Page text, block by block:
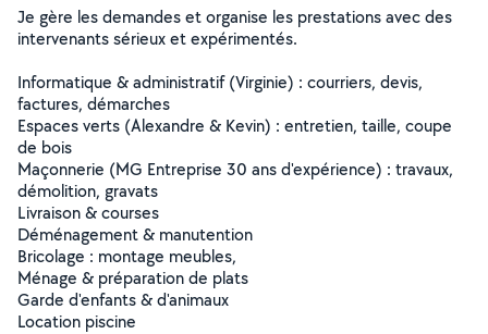
Je gère les demandes et organise les prestations avec des
intervenants sérieux et expérimentés.
Informatique & administratif (Virginie) : courriers, devis,
factures, démarches
Espaces verts (Alexandre & Kevin) : entretien, taille, coupe
de bois
Maçonnerie (MG Entreprise 30 ans d'expérience) : travaux,
démolition, gravats
Livraison & courses
Déménagement & manutention
️Bricolage : montage meubles,
Ménage & préparation de plats
Garde d'enfants & d'animaux
Location piscine